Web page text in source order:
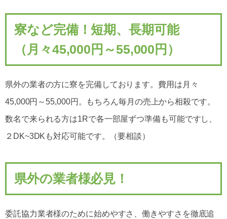
寮など完備！短期、長期可能
（月々45,000円～55,000円）
県外の業者の方に寮を完備しております。費用は月々
45,000円～55,000円。もちろん毎月の売上から相殺です。
数名で来られる方は1Rで各一部屋ずつ準備も可能ですし、
２DK~3DKも対応可能です。（要相談）
県外の業者様必見！
委託協力業者様のために始めやすさ、働きやすさを徹底追